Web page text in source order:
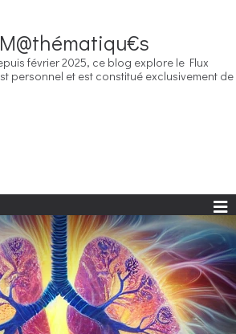
février 2025, ce blog explore le Flux
personnel et est constitué exclusivement de